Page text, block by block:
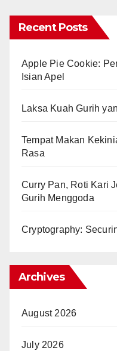
Recent Posts
Apple Pie Cookie:
Isian Apel
Laksa Kuah Gurih
Tempat Makan
Rasa
Curry Pan, Roti Kari
Gurih Menggoda
Cryptography:
Archives
August 2026
July 2026